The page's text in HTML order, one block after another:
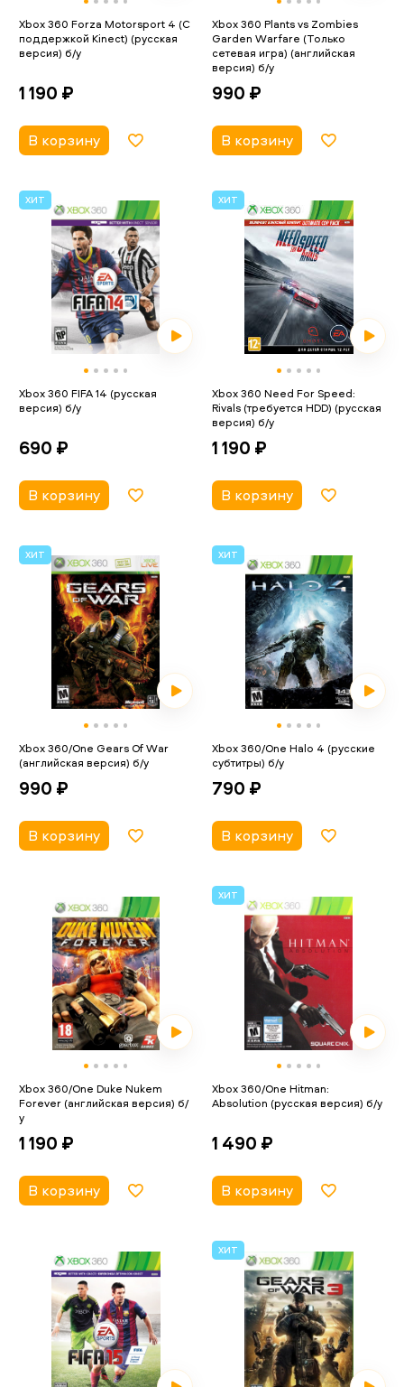
Xbox 360 Forza Motorsport 4 (С
поддержкой Kinect) (русская
версия) б/у
1 190 ₽
В корзину
Xbox 360 Plants vs Zombies
Garden Warfare (Только
сетевая игра) (английская
версия) б/у
990 ₽
В корзину
ХИТ
Xbox 360 FIFA 14 (русская
версия) б/у
690 ₽
В корзину
ХИТ
Xbox 360 Need For Speed:
Rivals (требуется HDD) (русская
версия) б/у
1 190 ₽
В корзину
ХИТ
Xbox 360/One Gears Of War
(английская версия) б/у
990 ₽
В корзину
ХИТ
Xbox 360/One Halo 4 (русские
субтитры) б/у
790 ₽
В корзину
Xbox 360/One Duke Nukem
Forever (английская версия) б/
у
1 190 ₽
В корзину
ХИТ
Xbox 360/One Hitman:
Absolution (русская версия) б/у
1 490 ₽
В корзину
ХИТ